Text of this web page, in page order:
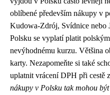
oblíbené především nákupy v
Kudowa-Zdrój, Svídnice nebo
Polsku se vyplatí platit
nevýhodnému kurzu. Většina
karty. Nezapomeňte si také
uplatnit vrácení DPH při cestě
nákupy v Polsku tak mohou